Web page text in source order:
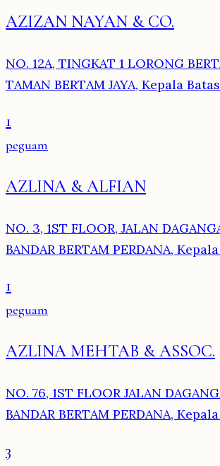
AZIZAN NAYAN & CO.
NO. 12A, TINGKAT 1 LORONG
TAMAN BERTAM JAYA, Kepala Batas
1
peguam
AZLINA & ALFIAN
NO. 3, 1ST FLOOR, JALAN
BANDAR BERTAM PERDANA,
1
peguam
AZLINA MEHTAB & ASSOC.
NO. 76, 1ST FLOOR JALAN
BANDAR BERTAM PERDANA,
3